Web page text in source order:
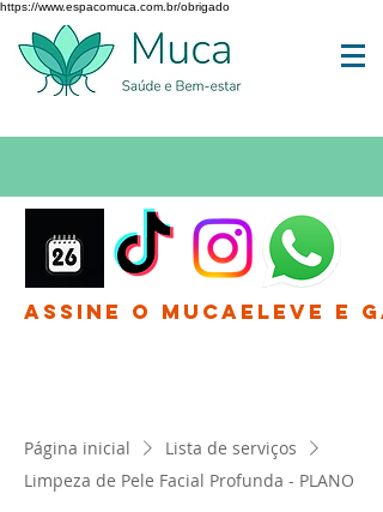
https://www.espacomuca.com.br/obrigado
Assine o MucaEleve e
Página inicial
Lista de serviços
Limpeza de Pele Facial Profunda - PLANO